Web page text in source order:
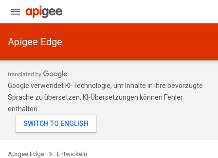
Apigee Edge
Google verwendet KI-Technologie, um Inhalte in Ihre bevorzugte
Sprache zu übersetzen. KI-Übersetzungen können Fehler
enthalten.
Apigee Edge Entwickeln